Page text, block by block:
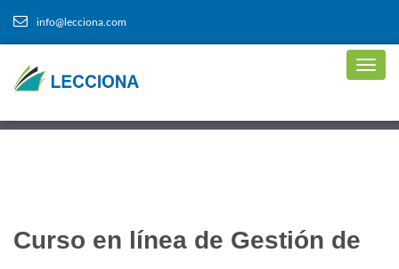
info@lecciona.com
Curso en línea de Gestión de